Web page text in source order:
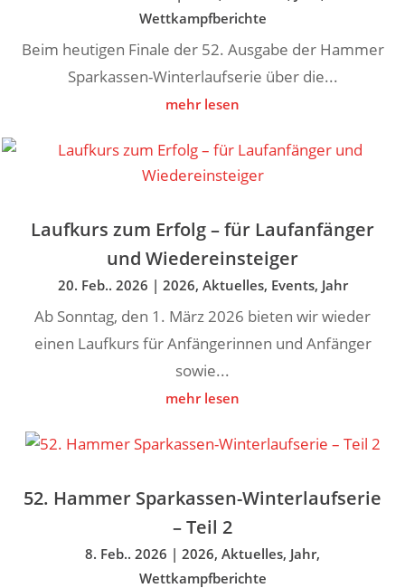
Wettkampfberichte
Beim heutigen Finale der 52. Ausgabe der Hammer
Sparkassen-Winterlaufserie über die...
mehr lesen
Laufkurs zum Erfolg – für Laufanfänger
und Wiedereinsteiger
20. Feb.. 2026 | 2026, Aktuelles, Events, Jahr
Ab Sonntag, den 1. März 2026 bieten wir wieder
einen Laufkurs für Anfängerinnen und Anfänger
sowie...
mehr lesen
52. Hammer Sparkassen-Winterlaufserie
– Teil 2
8. Feb.. 2026 | 2026, Aktuelles, Jahr,
Wettkampfberichte